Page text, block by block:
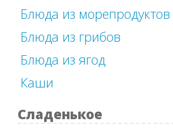
Блюда из морепродуктов
Блюда из грибов
Блюда из ягод
Каши
Сладенькое